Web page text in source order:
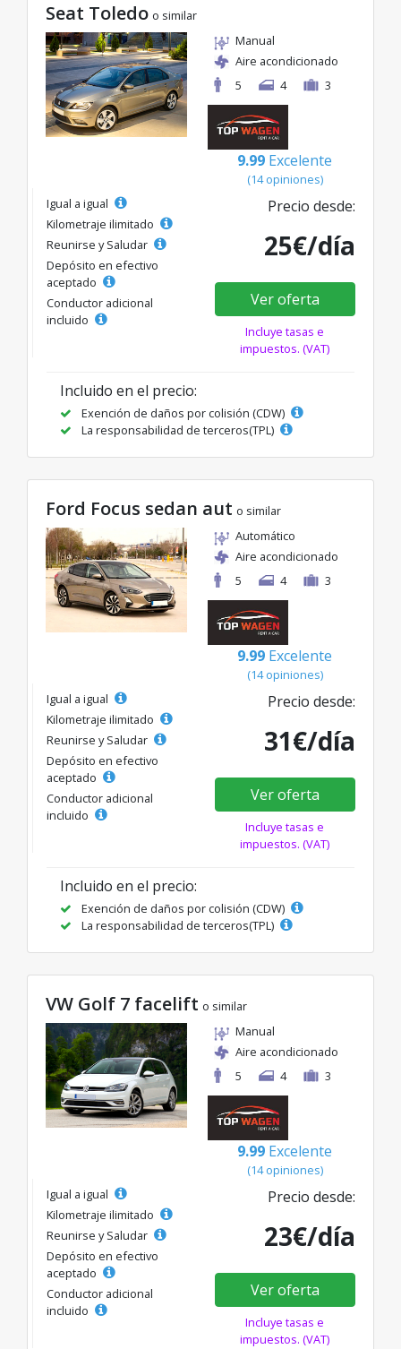
Seat Toledo o similar
Manual
Aire acondicionado
5
4 3
9.99 Excelente
(14 opiniones)
Igual a igual
Kilometraje ilimitado
Reunirse y Saludar
Depósito en efectivo
aceptado
Conductor adicional
incluido
Precio desde:
25€/día
Ver oferta
Incluye tasas e
impuestos. (VAT)
Incluido en el precio:
Exención de daños por colisión (CDW)
La responsabilidad de terceros(TPL)
Ford Focus sedan aut o similar
Automático
Aire acondicionado
5
4 3
9.99 Excelente
(14 opiniones)
Igual a igual
Kilometraje ilimitado
Reunirse y Saludar
Depósito en efectivo
aceptado
Conductor adicional
incluido
Precio desde:
31€/día
Ver oferta
Incluye tasas e
impuestos. (VAT)
Incluido en el precio:
Exención de daños por colisión (CDW)
La responsabilidad de terceros(TPL)
VW Golf 7 facelift o similar
Manual
Aire acondicionado
5
4 3
9.99 Excelente
(14 opiniones)
Igual a igual
Kilometraje ilimitado
Reunirse y Saludar
Depósito en efectivo
aceptado
Conductor adicional
incluido
Precio desde:
23€/día
Ver oferta
Incluye tasas e
impuestos. (VAT)